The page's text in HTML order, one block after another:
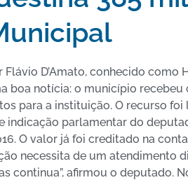
D’Amato, conhecido como
boa notícia: o município
para a instituição. O recurso
indicação parlamentar do
O valor já foi creditado na
necessita de um atendimento
continua”, afirmou o deputado.